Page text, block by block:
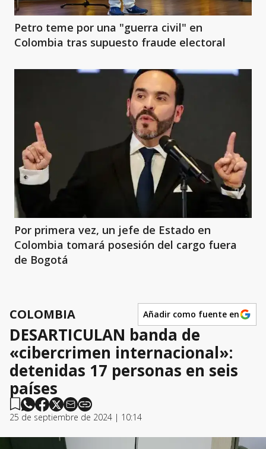
Petro teme por una "guerra civil" en
Colombia tras supuesto fraude electoral
Por primera vez, un jefe de Estado en
Colombia tomará posesión del cargo fuera
de Bogotá
COLOMBIA Añadir como fuente en
DESARTICULAN banda de
«cibercrimen internacional»:
detenidas 17 personas en seis
países
25 de septiembre de 2024 | 10:14